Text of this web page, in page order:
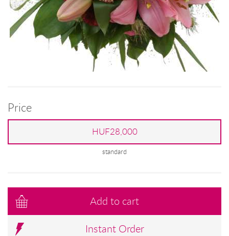
Price
HUF28,000
standard
Add to cart
Instant Order